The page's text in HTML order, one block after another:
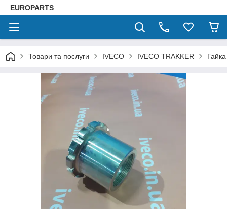
EUROPARTS
Товари та послуги IVECO IVECO TRAKKER